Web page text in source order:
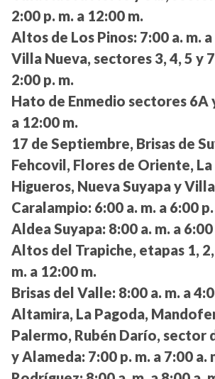
2:00 p. m. a 12:00 m.
Altos de Los Pinos: 7:00 a. m.
Villa Nueva, sectores 3, 4, 5 y
2:00 p. m.
Hato de Enmedio sectores 6A
a 12:00 m.
17 de Septiembre, Brisas de
Fehcovil, Flores de Oriente,
Higueros, Nueva Suyapa y
Caralampio: 6:00 a. m. a 6:00
Aldea Suyapa: 8:00 a. m. a
Altos del Trapiche, etapas 1, 2,
m. a 12:00 m.
Brisas del Valle: 8:00 a. m. a
Altamira, La Pagoda,
Palermo, Rubén Darío, sector
y Alameda: 7:00 p. m. a 7:00 a.